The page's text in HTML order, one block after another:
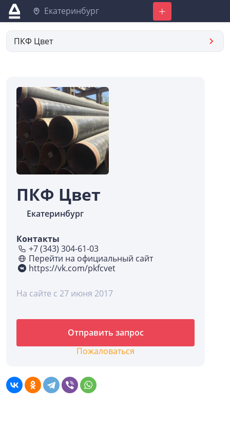
Екатеринбург Добавить
ПКФ Цвет
ПКФ Цвет
Екатеринбург
Контакты
+7 (343) 304-61-03
Перейти на официальный сайт
https://vk.com/pkfcvet
На сайте с 27 июня 2017
Отправить запрос
Пожаловаться